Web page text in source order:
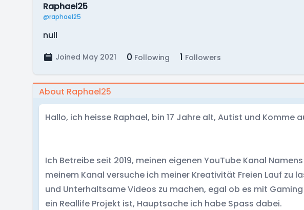
Raphael25
@raphael25
null
Joined May 2021 0 Following 1 Followers
About Raphael25
Hallo, ich heisse Raphael, bin 17 Jahre alt, Autist und Komme
Ich Betreibe seit 2019, meinen eigenen YouTube Kanal
meinem Kanal versuche ich meiner Kreativität Freien Lauf zu
und Unterhaltsame Videos zu machen, egal ob es mit
ein Reallife Projekt ist, Hauptsache ich habe Spass dabei.